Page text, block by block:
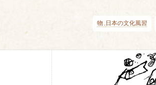
物 日本の文化風習